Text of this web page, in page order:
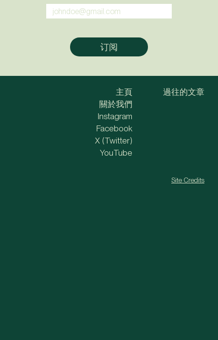
主頁
關於我們
過往的文章
Instagram
Facebook
X (Twitter)
YouTube
Site Credits